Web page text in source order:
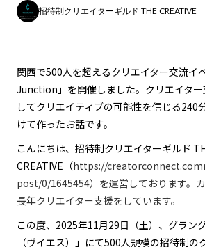
招待制クリエイターギルド THE CREATIVE
関西で500人を超えるクリエイター交流イ
Junction」を開催しました。クリエイター
してクリエイティブの可能性を信じる240
けて作ったお話です。
こんにちは、招待制クリエイターギルド
CREATIVE（https://
post/0/1645454）を運営しております。
長年クリエイター支援をしています。
この度、2025年11月29日（土）、グラン
（ヴイエス）」にて500人規模の招待制の